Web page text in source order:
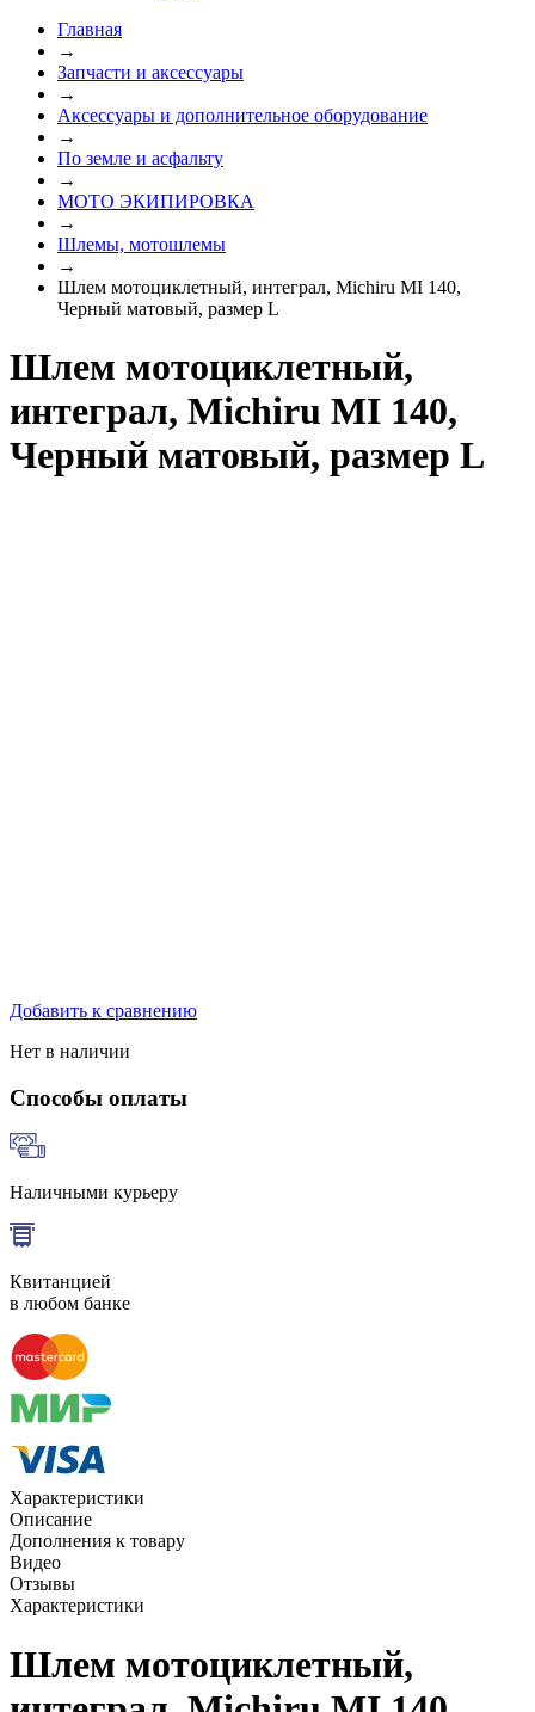
Главная
→
Запчасти и аксессуары
→
Аксессуары и дополнительное оборудование
→
По земле и асфальту
→
МОТО ЭКИПИРОВКА
→
Шлемы, мотошлемы
→
Шлем мотоциклетный, интеграл, Michiru MI 140,
Черный матовый, размер L
Шлем мотоциклетный,
интеграл, Michiru MI 140,
Черный матовый, размер L
Добавить к сравнению
Нет в наличии
Способы оплаты
Наличными курьеру
Квитанцией
в любом банке
Характеристики
Описание
Дополнения к товару
Видео
Отзывы
Характеристики
Шлем мотоциклетный,